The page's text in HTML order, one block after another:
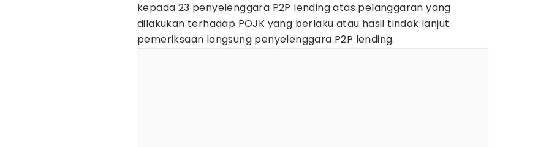
kepada 23 penyelenggara P2P lending atas pelanggaran yang
dilakukan terhadap POJK yang berlaku atau hasil tindak lanjut
pemeriksaan langsung penyelenggara P2P lending.